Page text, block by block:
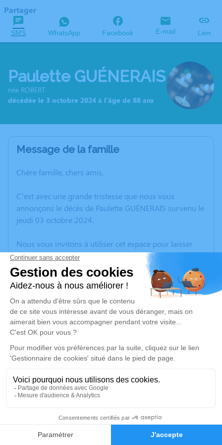
Faire-part Hommages
Partager
SMS WhatsApp Facebook E-mail Lien
Paulette GUÉNERAIS
née ROBERT
décédée le 3 octobre 2024 à l'âge de 88 ans
Message de la famille
Chère famille, chers amis,
C’est avec une grande tristesse que nous vous
annonçons le décès de Paulette GUÉNERAIS survenu le
jeudi 03 octobre 2024.
Nous vous invitons à utiliser cet espace pour laisser
vos condoléances, partager des photos souvenirs, une
anecdote ou exprimer vos pensées à travers des
poèmes ou des textes. Cet endroit est un lieu
d'expression dédié à honorer la mémoire de Paulette
GUÉNERAIS.
Un service de plantation d’arbre hommage est
disponible ici.
Je rends hommage
Cérémonie religieuse
Église Saint Pierre de Mont-Dol
Place de l'Église / Rue de l'Église Saint-Pierre